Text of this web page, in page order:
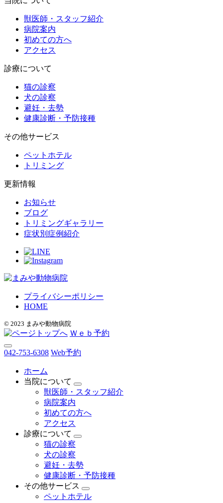
獣医師・スタッフ紹介
病院案内
初めての方へ
アクセス
診療について
猫の診察
犬の診察
避妊・去勢
健康診断・予防接種
その他サービス
ペットホテル
トリミング
更新情報
お知らせ
ブログ
トリミングギャラリー
症状別症例紹介
プライバシーポリシー
HOME
© 2023 まみや動物病院
Ｗｅｂ予約
042-753-6308 Web予約
ホーム
当院について
獣医師・スタッフ紹介
病院案内
初めての方へ
アクセス
診療について
猫の診察
犬の診察
避妊・去勢
健康診断・予防接種
その他サービス
ペットホテル